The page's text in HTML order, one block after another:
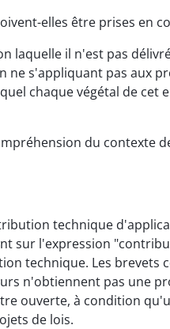
elles être prises en
laquelle il n'est pas
s'appliquant pas aux
chaque végétal de
du
technique
sur l'expression
technique. Les
n'obtiennent pas une
ouverte, à condition
de lois.